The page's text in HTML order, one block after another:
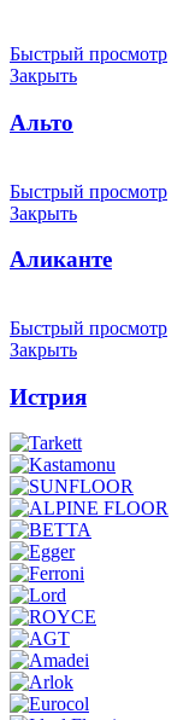
Быстрый просмотр
Закрыть
Альто
Быстрый просмотр
Закрыть
Аликанте
Быстрый просмотр
Закрыть
Истрия